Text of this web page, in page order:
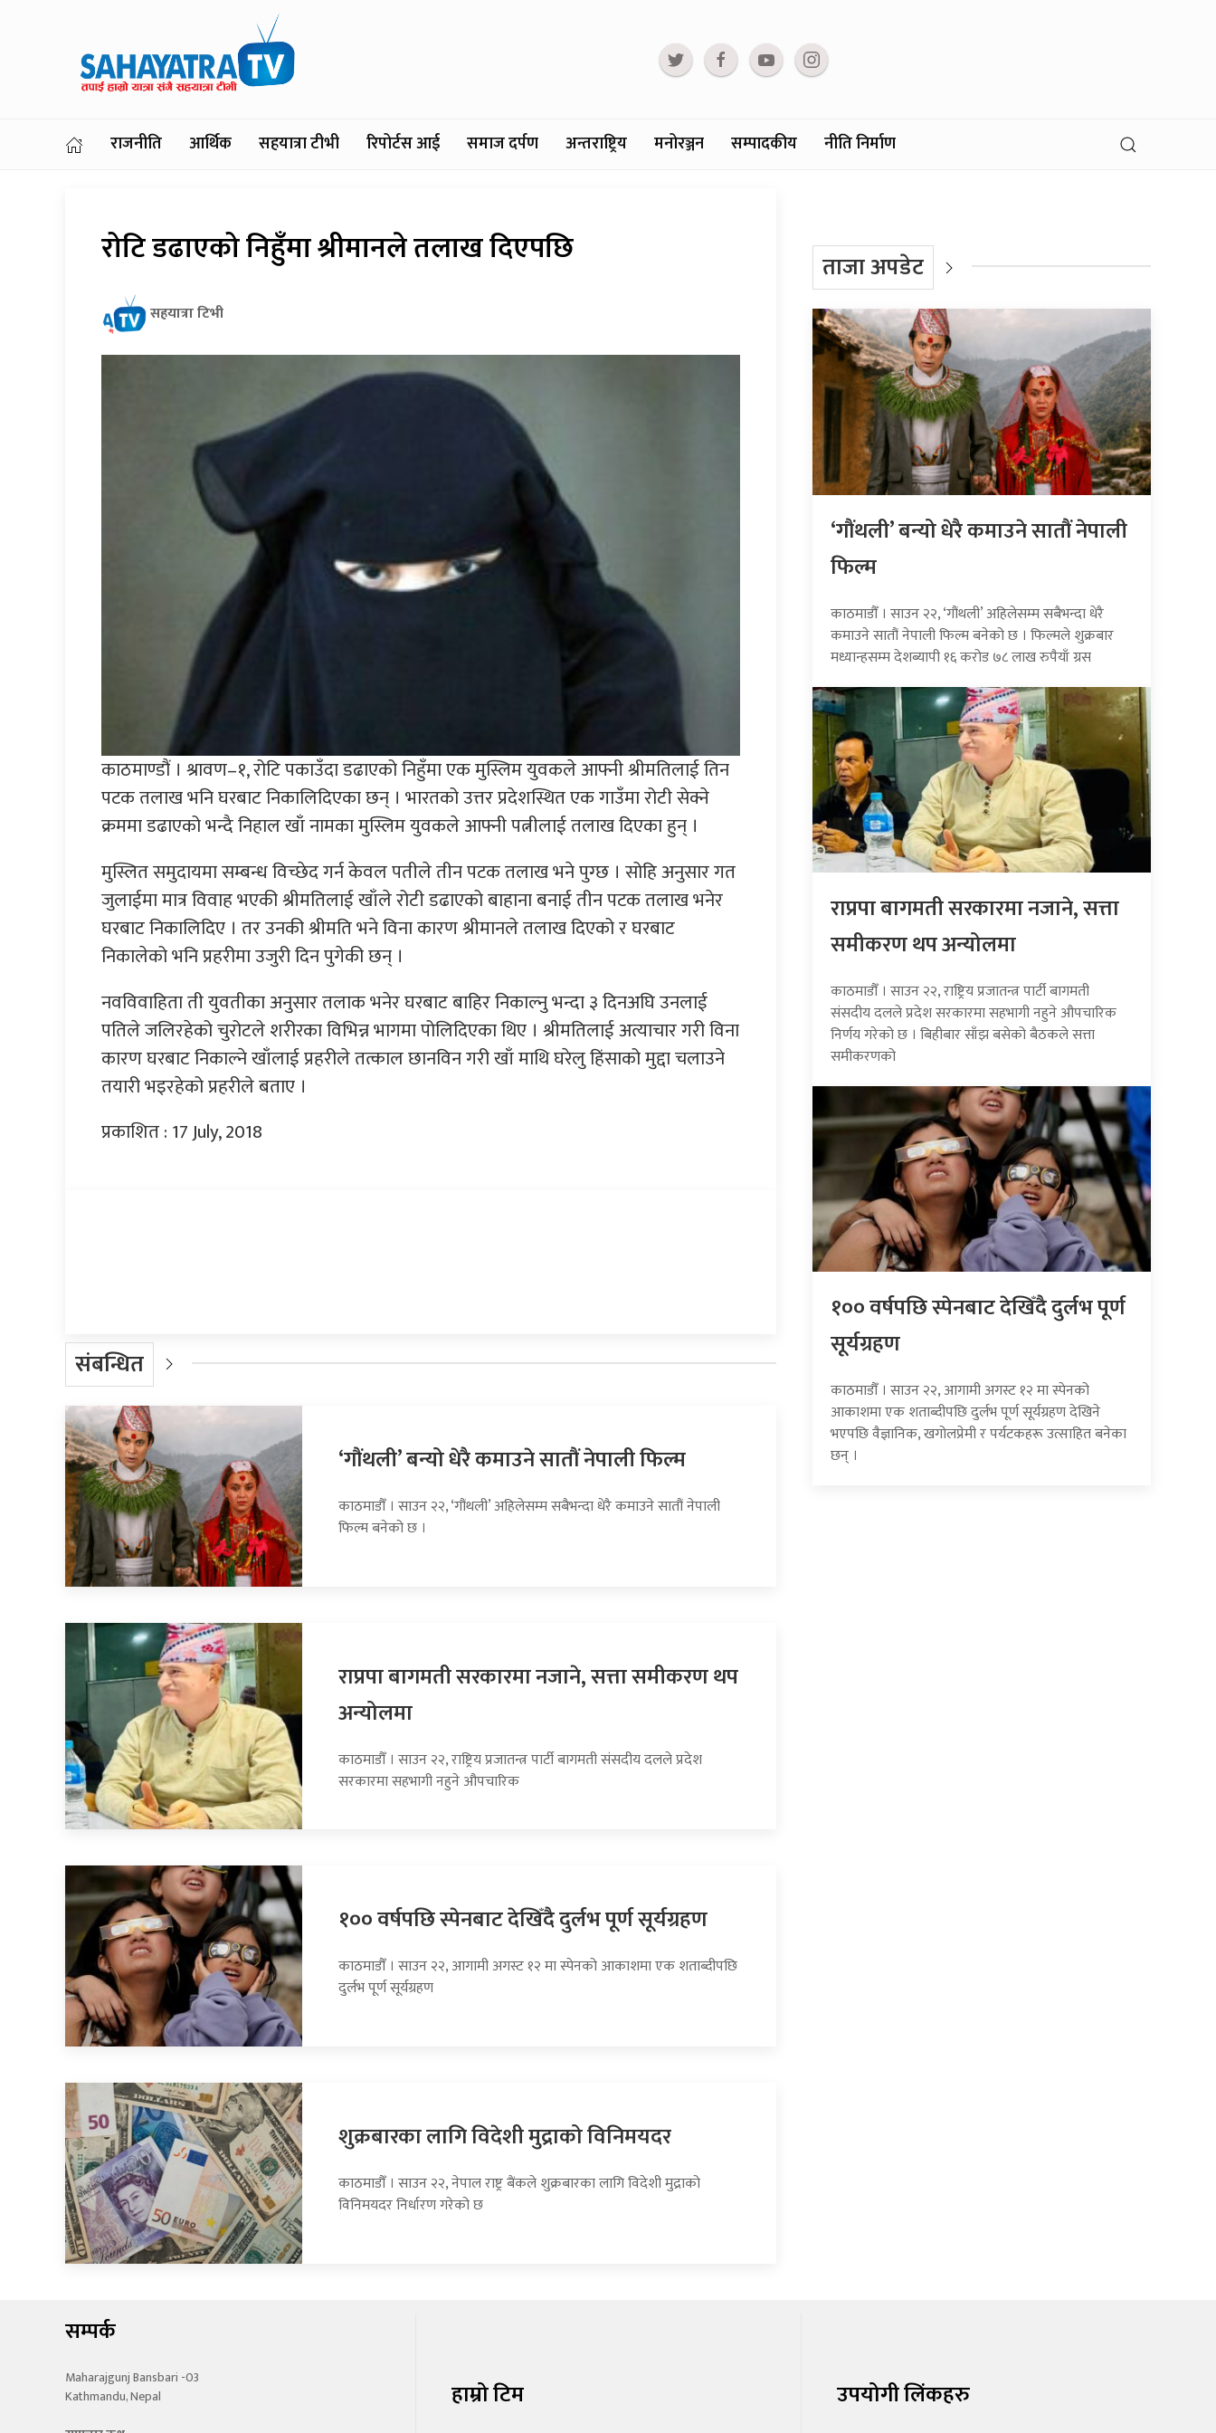
राजनीति आर्थिक सहयात्रा टीभी रिपोर्टस आई समाज दर्पण अन्तराष्ट्रिय मनोरञ्जन सम्पादकीय नीति निर्माण
रोटि डढाएको निहुँमा श्रीमानले तलाख दिएपछि
सहयात्रा टिभी
काठमाण्डौं । श्रावण–१, रोटि पकाउँदा डढाएको निहुँमा एक मुस्लिम युवकले आफ्नी श्रीमतिलाई तिन
पटक तलाख भनि घरबाट निकालिदिएका छन् । भारतको उत्तर प्रदेशस्थित एक गाउँमा रोटी सेक्ने
क्रममा डढाएको भन्दै निहाल खाँ नामका मुस्लिम युवकले आफ्नी पत्नीलाई तलाख दिएका हुन् ।
मुस्लित समुदायमा सम्बन्ध विच्छेद गर्न केवल पतीले तीन पटक तलाख भने पुग्छ । सोहि अनुसार गत
जुलाईमा मात्र विवाह भएकी श्रीमतिलाई खाँले रोटी डढाएको बाहाना बनाई तीन पटक तलाख भनेर
घरबाट निकालिदिए । तर उनकी श्रीमति भने विना कारण श्रीमानले तलाख दिएको र घरबाट
निकालेको भनि प्रहरीमा उजुरी दिन पुगेकी छन् ।
नवविवाहिता ती युवतीका अनुसार तलाक भनेर घरबाट बाहिर निकाल्नु भन्दा ३ दिनअघि उनलाई
पतिले जलिरहेको चुरोटले शरीरका विभिन्न भागमा पोलिदिएका थिए । श्रीमतिलाई अत्याचार गरी विना
कारण घरबाट निकाल्ने खाँलाई प्रहरीले तत्काल छानविन गरी खाँ माथि घरेलु हिंसाको मुद्दा चलाउने
तयारी भइरहेको प्रहरीले बताए ।
प्रकाशित : 17 July, 2018
संबन्धित
‘गौंथली’ बन्यो धेरै कमाउने सातौं नेपाली फिल्म
काठमाडौँ । साउन २२, ‘गौंथली’ अहिलेसम्म सबैभन्दा धेरै कमाउने सातौं नेपाली
फिल्म बनेको छ ।
राप्रपा बागमती सरकारमा नजाने, सत्ता समीकरण थप
अन्योलमा
काठमाडौँ । साउन २२, राष्ट्रिय प्रजातन्त्र पार्टी बागमती संसदीय दलले प्रदेश
सरकारमा सहभागी नहुने औपचारिक
१०० वर्षपछि स्पेनबाट देखिँदै दुर्लभ पूर्ण सूर्यग्रहण
काठमाडौँ । साउन २२, आगामी अगस्ट १२ मा स्पेनको आकाशमा एक शताब्दीपछि
दुर्लभ पूर्ण सूर्यग्रहण
शुक्रबारका लागि विदेशी मुद्राको विनिमयदर
काठमाडौँ । साउन २२, नेपाल राष्ट्र बैंकले शुक्रबारका लागि विदेशी मुद्राको
विनिमयदर निर्धारण गरेको छ
ताजा अपडेट
‘गौंथली’ बन्यो धेरै कमाउने सातौं नेपाली
फिल्म
काठमाडौँ । साउन २२, ‘गौंथली’ अहिलेसम्म सबैभन्दा धेरै
कमाउने सातौं नेपाली फिल्म बनेको छ । फिल्मले शुक्रबार
मध्यान्हसम्म देशब्यापी १६ करोड ७८ लाख रुपैयाँ ग्रस
राप्रपा बागमती सरकारमा नजाने, सत्ता
समीकरण थप अन्योलमा
काठमाडौँ । साउन २२, राष्ट्रिय प्रजातन्त्र पार्टी बागमती
संसदीय दलले प्रदेश सरकारमा सहभागी नहुने औपचारिक
निर्णय गरेको छ । बिहीबार साँझ बसेको बैठकले सत्ता
समीकरणको
१०० वर्षपछि स्पेनबाट देखिँदै दुर्लभ पूर्ण
सूर्यग्रहण
काठमाडौँ । साउन २२, आगामी अगस्ट १२ मा स्पेनको
आकाशमा एक शताब्दीपछि दुर्लभ पूर्ण सूर्यग्रहण देखिने
भएपछि वैज्ञानिक, खगोलप्रेमी र पर्यटकहरू उत्साहित बनेका
छन् ।
सम्पर्क
Maharajgunj Bansbari -03
Kathmandu, Nepal
हाम्रो टिम उपयोगी लिंकहरु